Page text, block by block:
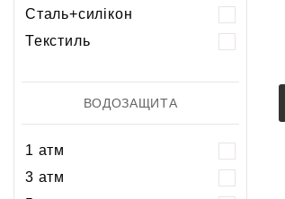
Сталь+силікон
Текстиль
ВОДОЗАЩИТА
1 атм
3 атм